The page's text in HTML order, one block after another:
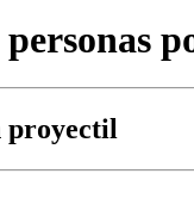
proyectil